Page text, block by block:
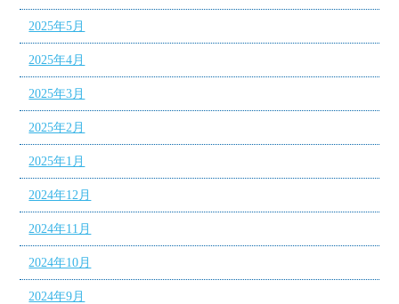
2025年5月
2025年4月
2025年3月
2025年2月
2025年1月
2024年12月
2024年11月
2024年10月
2024年9月